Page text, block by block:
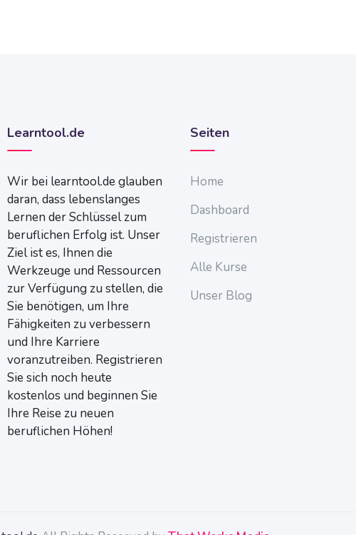
Learntool.de
Wir bei learntool.de glauben
daran, dass lebenslanges
Lernen der Schlüssel zum
beruflichen Erfolg ist. Unser
Ziel ist es, Ihnen die
Werkzeuge und Ressourcen
zur Verfügung zu stellen, die
Sie benötigen, um Ihre
Fähigkeiten zu verbessern
und Ihre Karriere
voranzutreiben. Registrieren
Sie sich noch heute
kostenlos und beginnen Sie
Ihre Reise zu neuen
beruflichen Höhen!
Seiten
Home
Dashboard
Registrieren
Alle Kurse
Unser Blog